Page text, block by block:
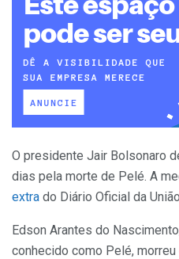
O presidente Jair Bolsonaro
dias pela morte de Pelé. A
extra do Diário Oficial da
Edson Arantes do
conhecido como Pelé,